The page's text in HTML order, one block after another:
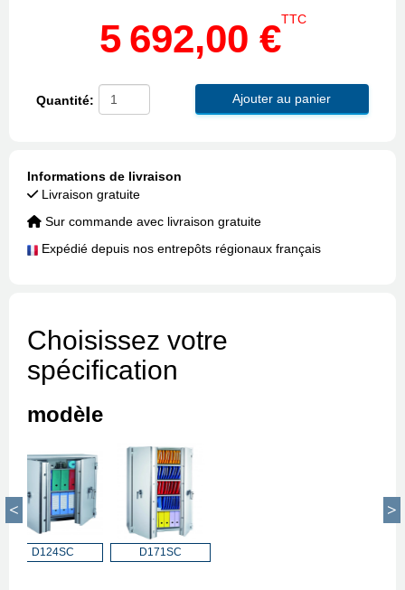
5 692,00 €TTC
Quantité: Ajouter au panier
Choisissez votre
spécification
modèle
D124SC D171SC
Informations de livraison
Livraison gratuite
Sur commande avec livraison gratuite
Expédié depuis nos entrepôts régionaux français